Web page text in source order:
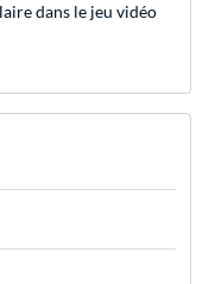
dans le jeu vidéo